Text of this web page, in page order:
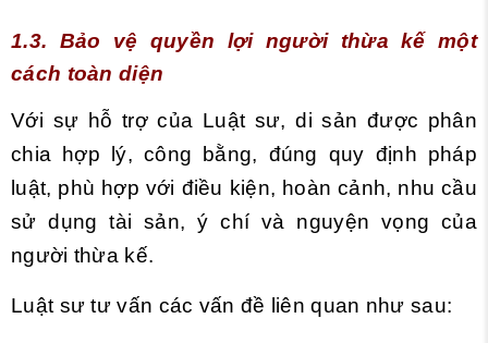
1.3. Bảo vệ quyền lợi người thừa kế một
cách toàn diện
Với sự hỗ trợ của Luật sư, di sản được phân
chia hợp lý, công bằng, đúng quy định pháp
luật, phù hợp với điều kiện, hoàn cảnh, nhu cầu
sử dụng tài sản, ý chí và nguyện vọng của
người thừa kế.
Luật sư tư vấn các vấn đề liên quan như sau: